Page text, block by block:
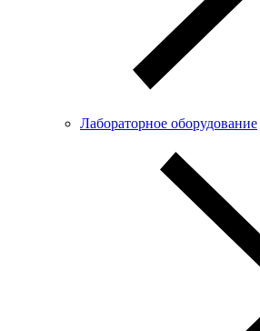
Лабораторное оборудование